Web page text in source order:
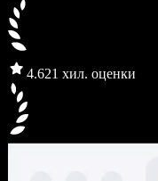
4.621 хил. оценки